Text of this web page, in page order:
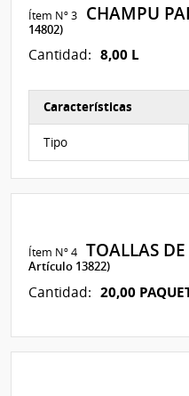
Ítem Nº 3 CHAMPU
14802)
Cantidad: 8,00 L
Características del Ítem
Características
Tipo
Ítem Nº 4 TOALLAS
Artículo 13822)
Cantidad: 20,00